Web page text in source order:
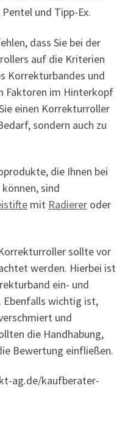
und Tipp-Ex.
dass Sie bei der
auf die Kriterien
Korrekturbandes und
Faktoren im Hinterkopf
einen Korrekturroller
sondern auch zu
die Ihnen bei
sind
mit Radierer oder
sollte vor
werden. Hierbei ist
ein- und
wichtig ist,
und
die Handhabung,
Bewertung einfließen.
ag.de/kaufberater-